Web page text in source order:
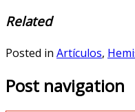
Related
Posted in Artículos,
Post navigation